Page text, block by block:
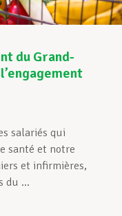
du Grand-
salariés qui
santé et notre
et infirmières,
du ...